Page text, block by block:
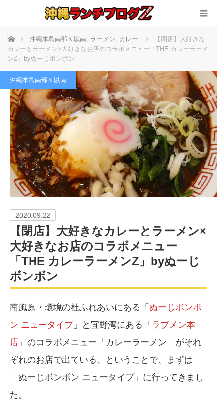
ホーム 沖縄本島南部＆以南, ラーメン, カレー
【閉店】大好きな
カレーとラーメン×大好きなお店のコラボメニュー「THE カレーラーメ
ンZ」byぬーじボンボン
沖縄本島南部＆以南
2020.09.22
【閉店】大好きなカレーとラーメン×
大好きなお店のコラボメニュー
「THE カレーラーメンZ」byぬーじ
ボンボン
南風原・環境の杜ふれあいにある「 ぬーじボンボ
ン ニュータイプ」と宜野湾にある「 ラブメン本
店 」のコラボメニュー「カレーラーメン」がそれ
ぞれのお店で出ている、ということで、まずは
「ぬーじボンボン ニュータイプ」に行ってきまし
た。